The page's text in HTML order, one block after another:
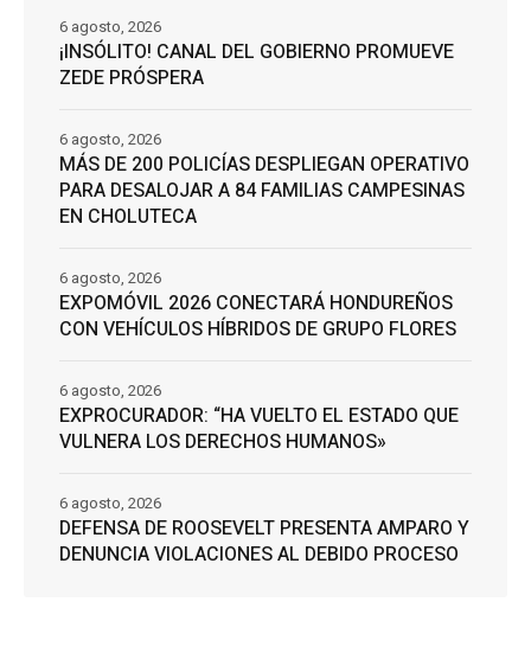
¡INSÓLITO! CANAL DEL GOBIERNO PROMUEVE
ZEDE PRÓSPERA
6 agosto, 2026
MÁS DE 200 POLICÍAS DESPLIEGAN OPERATIVO
PARA DESALOJAR A 84 FAMILIAS CAMPESINAS
EN CHOLUTECA
6 agosto, 2026
EXPOMÓVIL 2026 CONECTARÁ HONDUREÑOS
CON VEHÍCULOS HÍBRIDOS DE GRUPO FLORES
6 agosto, 2026
EXPROCURADOR: “HA VUELTO EL ESTADO QUE
VULNERA LOS DERECHOS HUMANOS»
6 agosto, 2026
DEFENSA DE ROOSEVELT PRESENTA AMPARO Y
DENUNCIA VIOLACIONES AL DEBIDO PROCESO
6 agosto, 2026